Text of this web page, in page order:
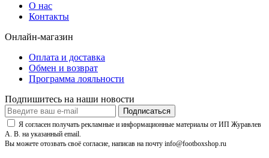
О нас
Контакты
Онлайн-магазин
Оплата и доставка
Обмен и возврат
Программа лояльности
Подпишитесь на наши новости
Подписаться
Я согласен получать рекламные и информационные материалы от ИП Журавлев
А. В. на указанный email.
Вы можете отозвать своё согласие, написав на почту info@footboxshop.ru